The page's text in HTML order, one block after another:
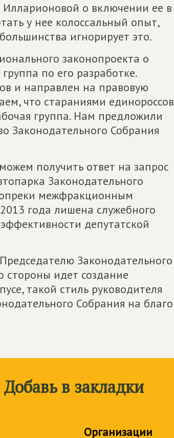
о включении ее в
у нее колоссальный опыт,
игнорирует это.
законопроекта о
по его разработке.
и направлен на правовую
что стараниями единороссов
группа. Нам предложили
Законодательного Собрания
получить ответ на запрос
Законодательного
межфракционным
года лишена служебного
депутатской
Законодательного
стороны идет создание
такой стиль руководителя
Собрания на благо
Добавь в закладки
Организации